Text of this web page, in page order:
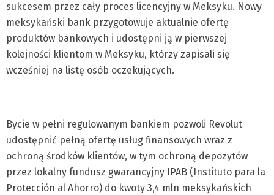
sukcesem przez cały proces licencyjny w Meksyku. Nowy
meksykański bank przygotowuje aktualnie ofertę
produktów bankowych i udostępni ją w pierwszej
kolejności klientom w Meksyku, którzy zapisali się
wcześniej na listę osób oczekujących.
Bycie w pełni regulowanym bankiem pozwoli Revolut
udostępnić pełną ofertę usług finansowych wraz z
ochroną środków klientów, w tym ochroną depozytów
przez lokalny fundusz gwarancyjny IPAB (Instituto para la
Protección al Ahorro) do kwoty 3,4 mln meksykańskich